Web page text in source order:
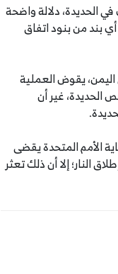
الحديدة، دلالة واضحة
بند من بنود اتفاق
اليمن، يقوض العملية
الحديدة، غير أن
برعاية الأمم المتحدة يقضى
الحُديدة، خلال 21 يوماً من بدء وقف إطلاق النار؛ إلا أن ذلك تعثر